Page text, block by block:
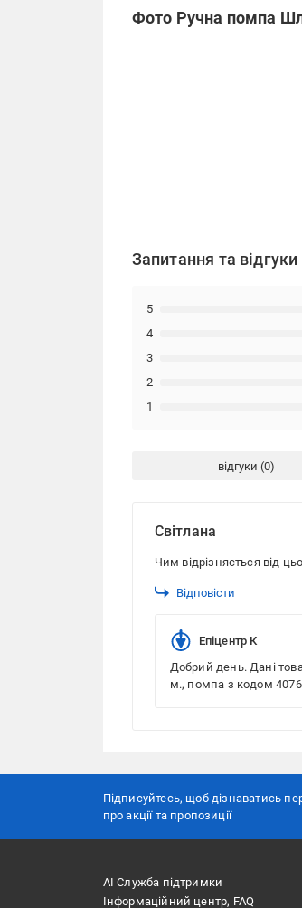
Фото Ручна помпа
Запитання та відгуки
1
2
3
4
5
відгуки
Світлана
Чим відрізняється від
Відповісти
Епіцентр К
Добрий день. Дані
м., помпа з кодом
Підписуйтесь, щоб дізнаватись
про акції та пропозиції
АІ Служба підтримки
Інформаційний центр, FAQ